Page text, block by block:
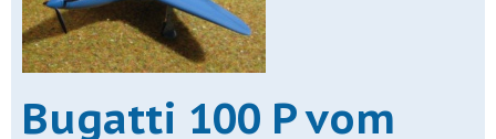
Bugatti 100 P vom